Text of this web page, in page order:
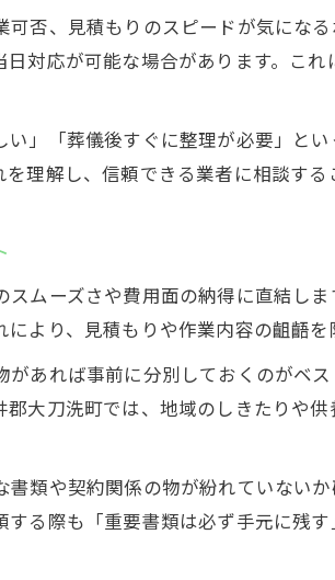
遺品整理で地域特有のマナー
遺品整理依頼時のトラブルを
遺品整理中に大切なものを見
遺品整理後の清掃や残置物処
遺品整理の無料見積もりや明
遺品整理士資格や許認可の確
遺品整理で対応力を支えるス
遺品整理は即日対応や柔軟な
遺品整理業者を比較する具体
遺品整理費用の相場と見積も
否、見積もりのスピードが気にな
対応が可能な場合があります。こ
」「葬儀後すぐに整理が必要」と
理解し、信頼できる業者に相談す
ムーズさや費用面の納得に直結し
より、見積もりや作業内容の齟齬を
あれば事前に分別しておくのがベ
大刀洗町では、地域のしきたりや
類や契約関係の物が紛れていない
る際も「重要書類は必ず手元に残